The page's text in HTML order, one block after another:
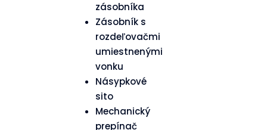
zásobníka
Zásobník s
rozdeľovačmi
umiestnenými
vonku
Násypkové
sito
Mechanický
prepínač